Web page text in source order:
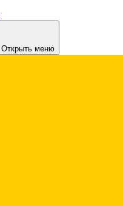
Открыть меню